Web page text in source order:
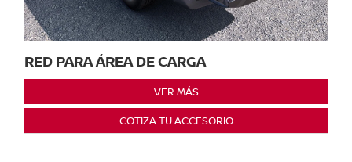
RED PARA ÁREA DE CARGA
VER MÁS
COTIZA TU ACCESORIO